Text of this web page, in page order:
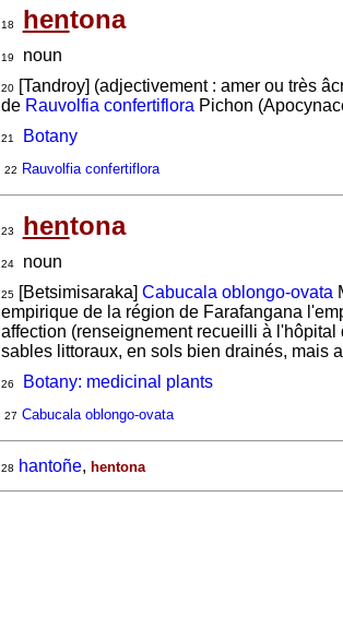
18 hentona
19
noun
20[Tandroy] (adjectivement : amer ou très
de Rauvolfia confertiflora Pichon
21
Botany
22 Rauvolfia confertiflora
23 hentona
24noun
25[Betsimisaraka] Cabucala oblongo-ovata
empirique de la région de Farafangana
affection (renseignement recueilli à
sables littoraux, en sols bien drainés, mais
26
Botany: medicinal plants
27 Cabucala oblongo-ovata
28 hantoñe, hentona